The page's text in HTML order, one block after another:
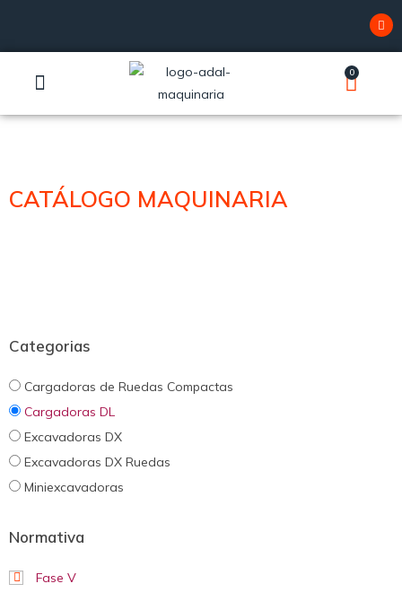
0
CATÁLOGO MAQUINARIA
Categorias
Cargadoras de Ruedas Compactas
Cargadoras DL
Excavadoras DX
Excavadoras DX Ruedas
Miniexcavadoras
Normativa
Fase V